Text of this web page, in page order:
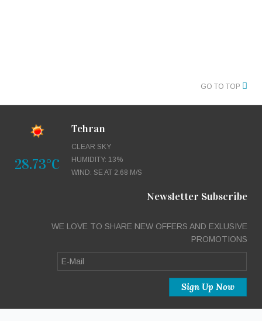
GO TO TOP
28.73°C
Tehran
CLEAR SKY
HUMIDITY: 13%
WIND: SE AT 2.68 M/S
Newsletter Subscribe
WE LOVE TO SHARE NEW OFFERS AND EXLUSIVE
PROMOTIONS